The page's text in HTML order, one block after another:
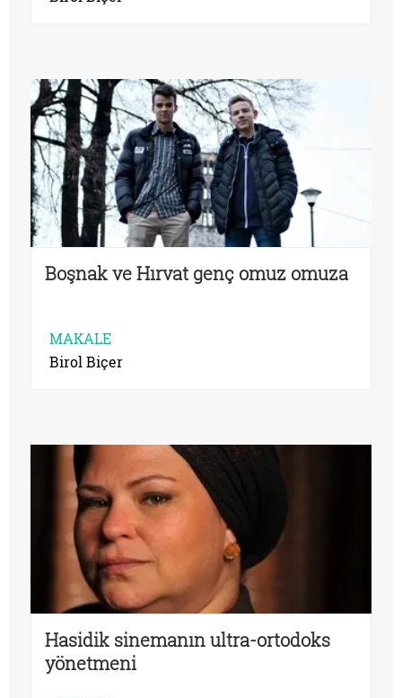
Boşnak ve Hırvat genç omuz omuza
MAKALE
Birol Biçer
Hasidik sinemanın ultra-ortodoks
yönetmeni